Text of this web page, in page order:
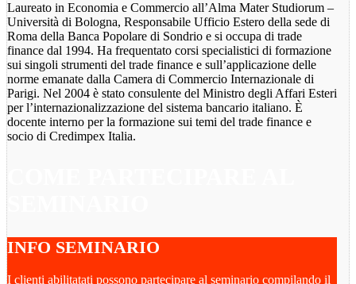
Laureato in Economia e Commercio all’Alma Mater Studiorum –
Università di Bologna, Responsabile Ufficio Estero della sede di
Roma della Banca Popolare di Sondrio e si occupa di trade
finance dal 1994. Ha frequentato corsi specialistici di formazione
sui singoli strumenti del trade finance e sull’applicazione delle
norme emanate dalla Camera di Commercio Internazionale di
Parigi. Nel 2004 è stato consulente del Ministro degli Affari Esteri
per l’internazionalizzazione del sistema bancario italiano. È
docente interno per la formazione sui temi del trade finance e
socio di Credimpex Italia.
INFO SEMINARIO
I clienti abilitatati possono partecipare al seminario compilando il